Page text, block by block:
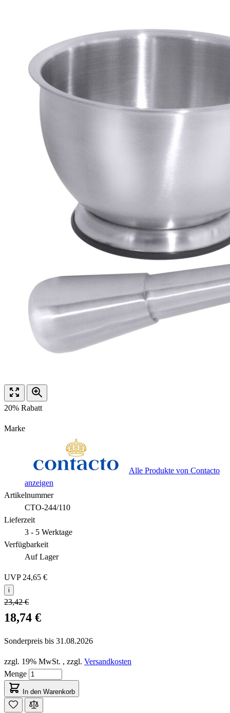
20% Rabatt
Marke
Alle Produkte von Contacto
anzeigen
Artikelnummer
CTO-244/110
Lieferzeit
3 - 5 Werktage
Verfügbarkeit
Auf Lager
UVP 24,65 €
i
23,42 €
18,74 €
Sonderpreis bis 31.08.2026
zzgl. 19% MwSt. , zzgl. Versandkosten
Menge
In den Warenkorb